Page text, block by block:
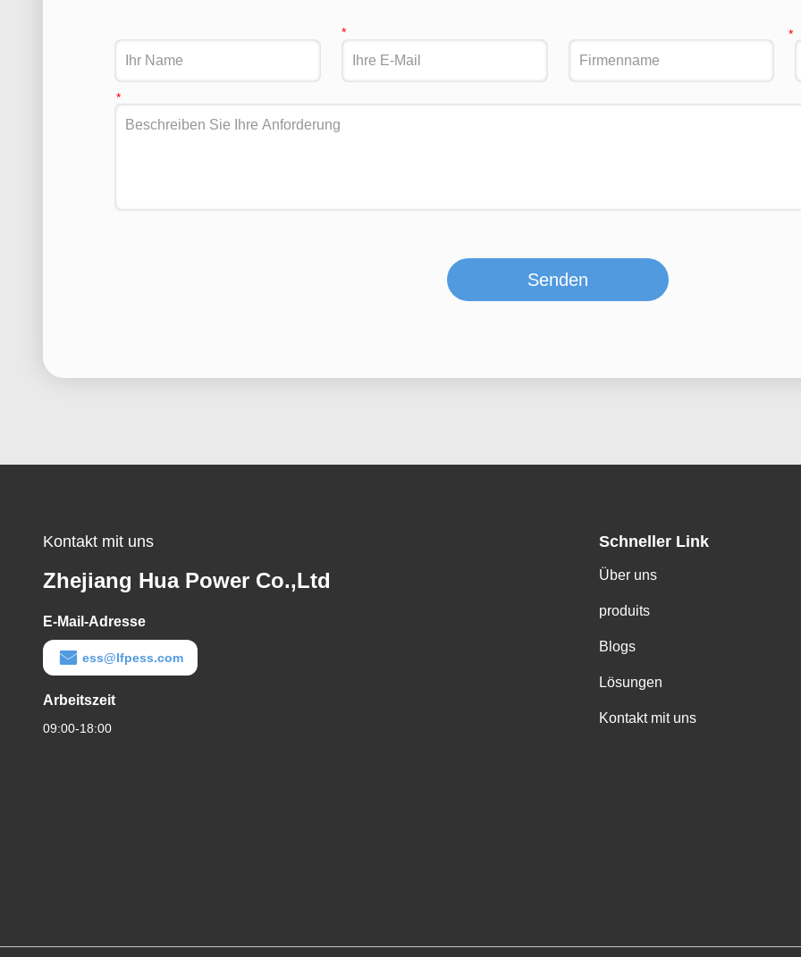
Senden
Kontakt mit uns
Zhejiang Hua Power Co.,Ltd
E-Mail-Adresse
ess@lfpess.com
Arbeitszeit
09:00-18:00
Schneller Link
Über uns
produits
Blogs
Lösungen
Kontakt mit uns